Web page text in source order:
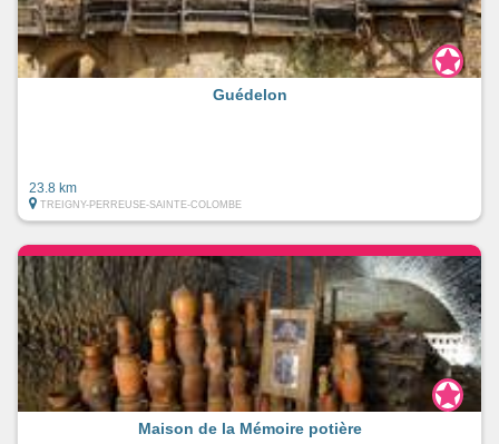
Guédelon
23.8 km
TREIGNY-PERREUSE-SAINTE-COLOMBE
Maison de la Mémoire potière